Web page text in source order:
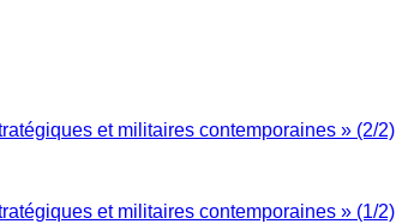
et militaires contemporaines » (2/2)
et militaires contemporaines » (1/2)